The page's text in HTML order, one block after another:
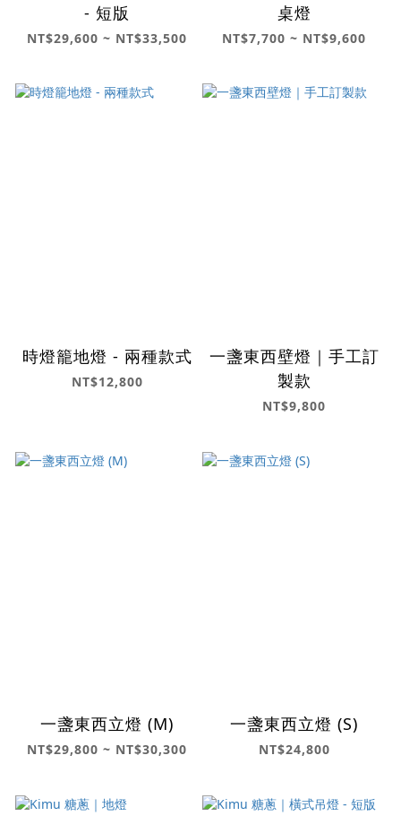
- 短版
NT$29,600 ~ NT$33,500
桌燈
NT$7,700 ~ NT$9,600
時燈籠地燈 - 兩種款式
NT$12,800
一盞東西壁燈｜手工訂
製款
NT$9,800
一盞東西立燈 (M)
NT$29,800 ~ NT$30,300
一盞東西立燈 (S)
NT$24,800